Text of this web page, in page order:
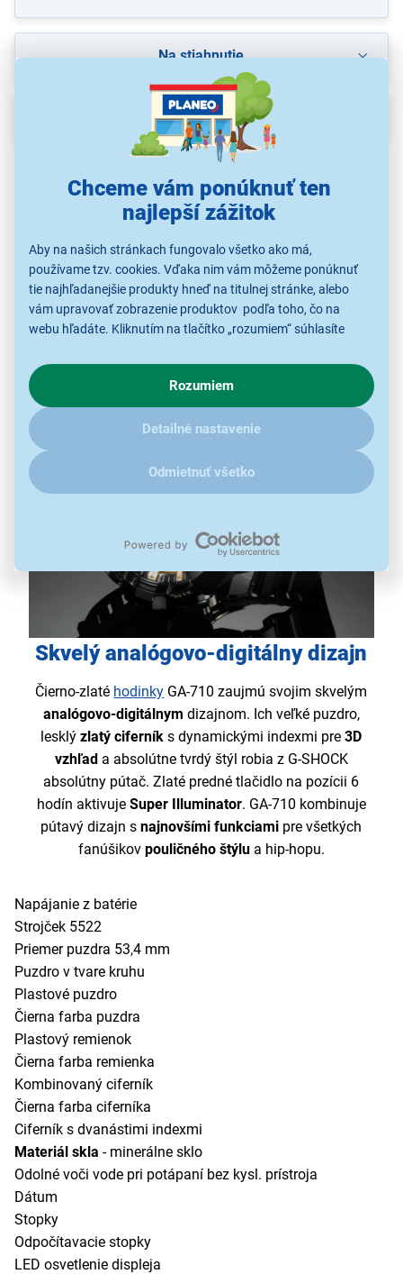
Chceme vám ponúknuť ten
najlepší zážitok
Aby na našich stránkach fungovalo všetko ako má,
používame tzv. cookies. Vďaka nim vám môžeme ponúknuť
tie najhľadanejšie produkty hneď na titulnej stránke, alebo
vám upravovať zobrazenie produktov podľa toho, čo na
webu hľadáte. Kliknutím na tlačítko „rozumiem“ súhlasíte
o chovaní na webe pre zobrazovaní cielených reklám.
V prípade že vás zaujímajú detaily, ako u nás s cookies a
ďalšími údaji pracujeme, kliknitesem.
Rozumiem
Detailné nastavenie
Odmietnuť všetko
Popis
Skvelý analógovo-digitálny dizajn
Čierno-zlaté hodinky GA-710 zaujmú svojim skvelým
analógovo-digitálnym dizajnom. Ich veľké puzdro,
lesklýzlatý ciferník s dynamickými indexmi pre 3D
vzhľad a absolútne tvrdý štýl robia z G-SHOCK
absolútny pútač. Zlaté predné tlačidlo na pozícii 6
hodín aktivuje Super Illuminator. GA-710 kombinuje
pútavý dizajn snajnovšími funkciami pre všetkých
fanúšikov pouličného štýlu a hip-hopu.
Napájanie z batérie
Strojček 5522
Priemer puzdra 53,4 mm
Puzdro v tvare kruhu
Plastové puzdro
Čierna farba puzdra
Plastový remienok
Čierna farba remienka
Kombinovaný ciferník
Čierna farba ciferníka
Ciferník s dvanástimi indexmi
Materiál skla - minerálne sklo
Odolné voči vode pri potápaní bez kysl. prístroja
Dátum
Stopky
Odpočítavacie stopky
LED osvetlenie displeja
Na stiahnutie